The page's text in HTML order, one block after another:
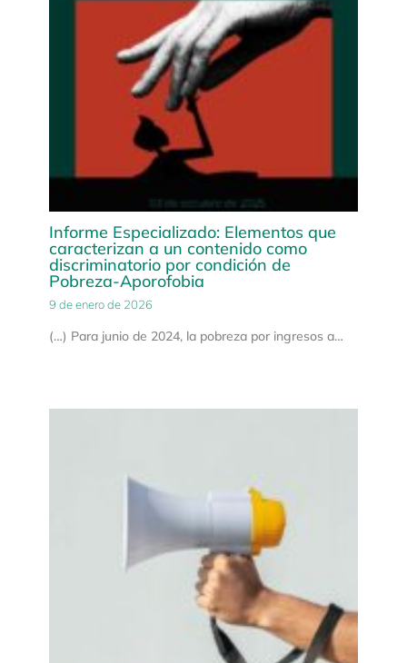
Informe Especializado: Elementos que
caracterizan a un contenido como
discriminatorio por condición de
Pobreza-Aporofobia
9 de enero de 2026
(…) Para junio de 2024, la pobreza por ingresos a…